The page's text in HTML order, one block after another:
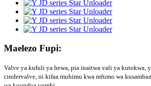
Maelezo Fupi:
Valve ya kufuli ya hewa, pia inaitwa vali ya kutokwa,
cindervalve, ni kifaa muhimu kwa mfumo wa